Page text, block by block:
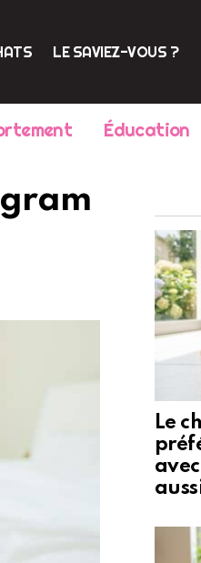
LE SAVIEZ-VOUS ?
Éducation
Le